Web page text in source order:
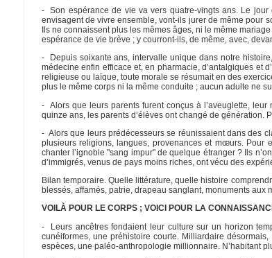
- Son espérance de vie va vers quatre-vingts ans. Le jour
envisagent de vivre ensemble, vont-ils jurer de même pour
Ils ne connaissent plus les mêmes âges, ni le même
espérance de vie brève ; y courront-ils, de même, avec,
- Depuis soixante ans, intervalle unique dans notre
médecine enfin efficace et, en pharmacie, d’antalgiques et
religieuse ou laïque, toute morale se résumait en des
plus le même corps ni la même conduite ; aucun adulte ne
- Alors que leurs parents furent conçus à l’aveuglette,
quinze ans, les parents d’élèves ont changé de génération.
- Alors que leurs prédécesseurs se réunissaient dans des
plusieurs religions, langues, provenances et mœurs. Pour
chanter l’ignoble "sang impur" de quelque étranger ? Ils
d’immigrés, venus de pays moins riches, ont vécu des
Bilan temporaire. Quelle littérature, quelle histoire
blessés, affamés, patrie, drapeau sanglant, monuments aux
VOILÀ POUR LE CORPS ; VOICI POUR LA
- Leurs ancêtres fondaient leur culture sur un horizon
cunéiformes, une préhistoire courte. Milliardaire
espèces, une paléo-anthropologie millionnaire. N’habitant